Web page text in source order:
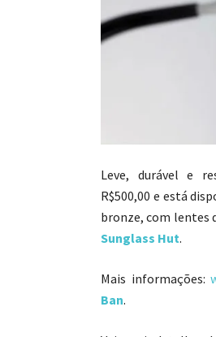
Leve, durável e
R$500,00 e está
bronze, com lentes
Sunglass Hut.
Mais informações:
Ban.